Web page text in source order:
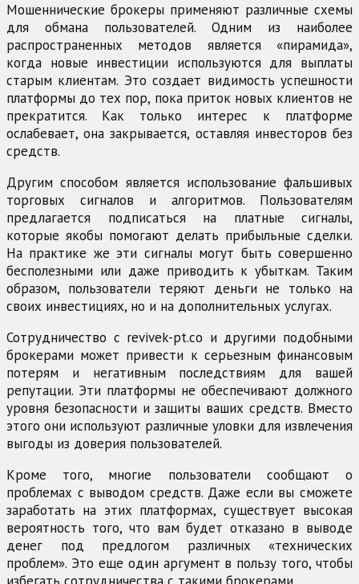
Мошеннические брокеры применяют различные схемы
для обмана пользователей. Одним из наиболее
распространенных методов является «пирамида»,
когда новые инвестиции используются для выплаты
старым клиентам. Это создает видимость успешности
платформы до тех пор, пока приток новых клиентов не
прекратится. Как только интерес к платформе
ослабевает, она закрывается, оставляя инвесторов без
средств.
Другим способом является использование фальшивых
торговых сигналов и алгоритмов. Пользователям
предлагается подписаться на платные сигналы,
которые якобы помогают делать прибыльные сделки.
На практике же эти сигналы могут быть совершенно
бесполезными или даже приводить к убыткам. Таким
образом, пользователи теряют деньги не только на
своих инвестициях, но и на дополнительных услугах.
Сотрудничество с revivek-pt.co и другими подобными
брокерами может привести к серьезным финансовым
потерям и негативным последствиям для вашей
репутации. Эти платформы не обеспечивают должного
уровня безопасности и защиты ваших средств. Вместо
этого они используют различные уловки для извлечения
выгоды из доверия пользователей.
Кроме того, многие пользователи сообщают о
проблемах с выводом средств. Даже если вы сможете
заработать на этих платформах, существует высокая
вероятность того, что вам будет отказано в выводе
денег под предлогом различных «технических
проблем». Это еще один аргумент в пользу того, чтобы